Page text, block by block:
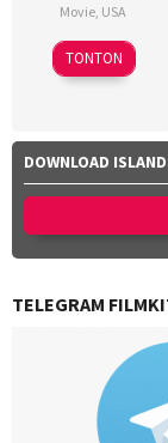
Movie, USA
21
Sep
Dave
Thomas
TONTON
DOWNLOAD
TELEGRAM